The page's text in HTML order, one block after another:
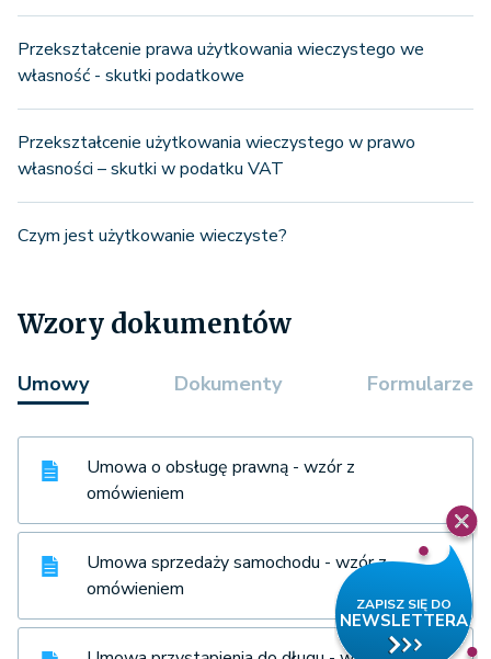
Przekształcenie prawa użytkowania wieczystego we
własność - skutki podatkowe
Przekształcenie użytkowania wieczystego w prawo
własności – skutki w podatku VAT
Czym jest użytkowanie wieczyste?
Wzory dokumentów
Umowy Dokumenty Formularze
Umowa o obsługę prawną - wzór z
omówieniem
Umowa sprzedaży samochodu - wzór z
omówieniem